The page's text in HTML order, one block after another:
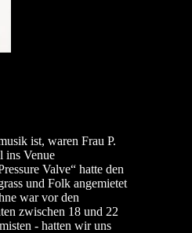
ist, waren Frau P.
ins Venue
Valve“ hatte den
und Folk angemietet
war vor den
zwischen 18 und 22
- hatten wir uns